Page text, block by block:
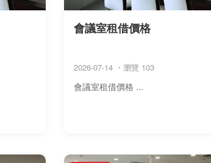
會議室租借價格
2026-07-14 ・瀏覽 103
會議室租借價格 ...